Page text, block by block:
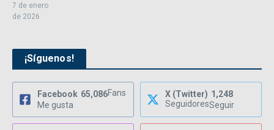
7 de enero
de 2026
¡Síguenos!
Facebook 65,086Fans
Me gusta
X (Twitter) 1,248
SeguidoresSeguir